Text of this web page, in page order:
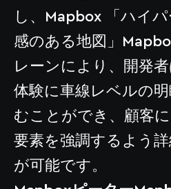
し、Mapbox 「ハイ
感のある地図」
レーンにより、開発
体験に車線レベルの
むことができ、顧客
要素を強調するよう
が可能です。